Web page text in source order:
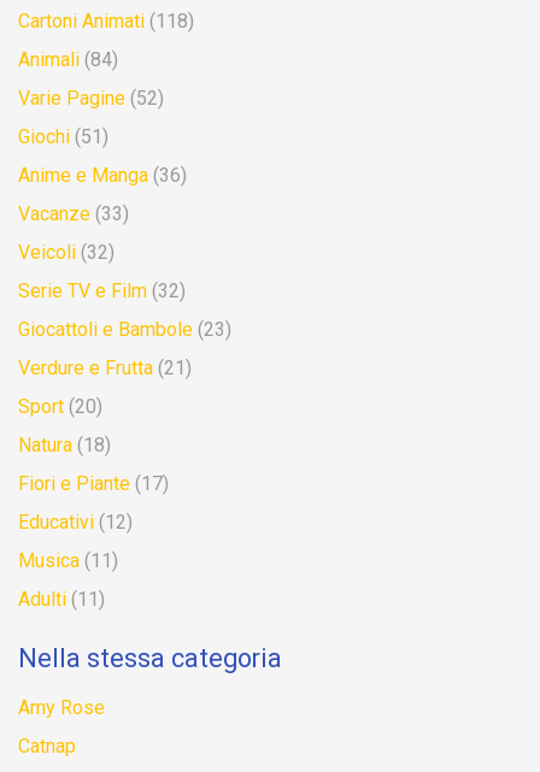
Cartoni Animati (118)
Animali (84)
Varie Pagine (52)
Giochi (51)
Anime e Manga (36)
Vacanze (33)
Veicoli (32)
Serie TV e Film (32)
Giocattoli e Bambole (23)
Verdure e Frutta (21)
Sport (20)
Natura (18)
Fiori e Piante (17)
Educativi (12)
Musica (11)
Adulti (11)
Nella stessa categoria
Amy Rose
Catnap